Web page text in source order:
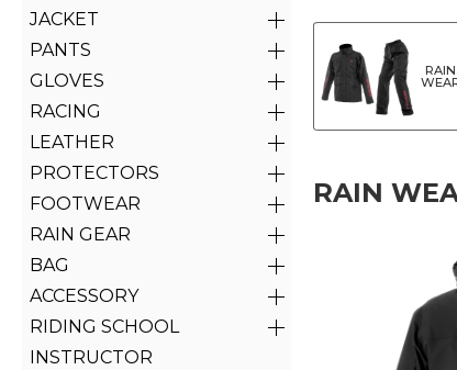
JACKET
PANTS
GLOVES
RACING
LEATHER
PROTECTORS
FOOTWEAR
RAIN GEAR
BAG
ACCESSORY
RIDING SCHOOL
INSTRUCTOR
RAIN
RAIN